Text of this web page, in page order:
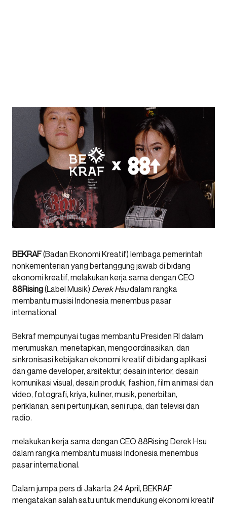
BEKRAF(Badan Ekonomi Kreatif) lembaga pemerintah
nonkementerian yang bertanggung jawab di bidang
ekonomi kreatif, melakukan kerja sama dengan CEO
88Rising(Label Musik) Derek Hsudalam rangka
membantu musisi Indonesia menembus pasar
international.
Bekraf mempunyai tugas membantu Presiden RI dalam
merumuskan, menetapkan, mengoordinasikan, dan
sinkronisasi kebijakan ekonomi kreatif di bidang aplikasi
dan game developer, arsitektur, desain interior, desain
komunikasi visual, desain produk, fashion, film animasi dan
video, fotografi, kriya, kuliner, musik, penerbitan,
periklanan, seni pertunjukan, seni rupa, dan televisi dan
radio.
melakukan kerja sama dengan CEO 88Rising Derek Hsu
dalam rangka membantu musisi Indonesia menembus
pasar international.
Dalam jumpa pers di Jakarta 24 April, BEKRAF
mengatakan salah satu untuk mendukung ekonomi kreatif